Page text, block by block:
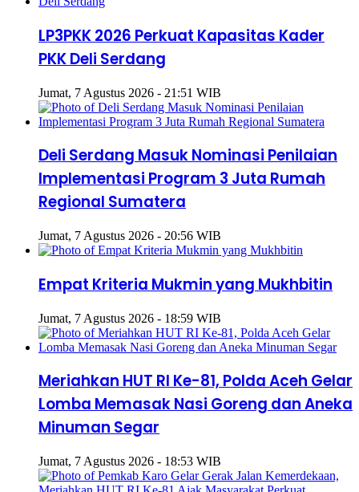
LP3PKK 2026 Perkuat Kapasitas Kader
PKK Deli Serdang
Jumat, 7 Agustus 2026 - 21:51 WIB
Deli Serdang Masuk Nominasi Penilaian
Implementasi Program 3 Juta Rumah
Regional Sumatera
Jumat, 7 Agustus 2026 - 20:56 WIB
Empat Kriteria Mukmin yang Mukhbitin
Jumat, 7 Agustus 2026 - 18:59 WIB
Meriahkan HUT RI Ke-81, Polda Aceh Gelar
Lomba Memasak Nasi Goreng dan Aneka
Minuman Segar
Jumat, 7 Agustus 2026 - 18:53 WIB